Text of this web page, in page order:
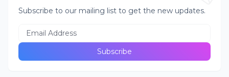
Subscribe to our mailing list to get the new updates.